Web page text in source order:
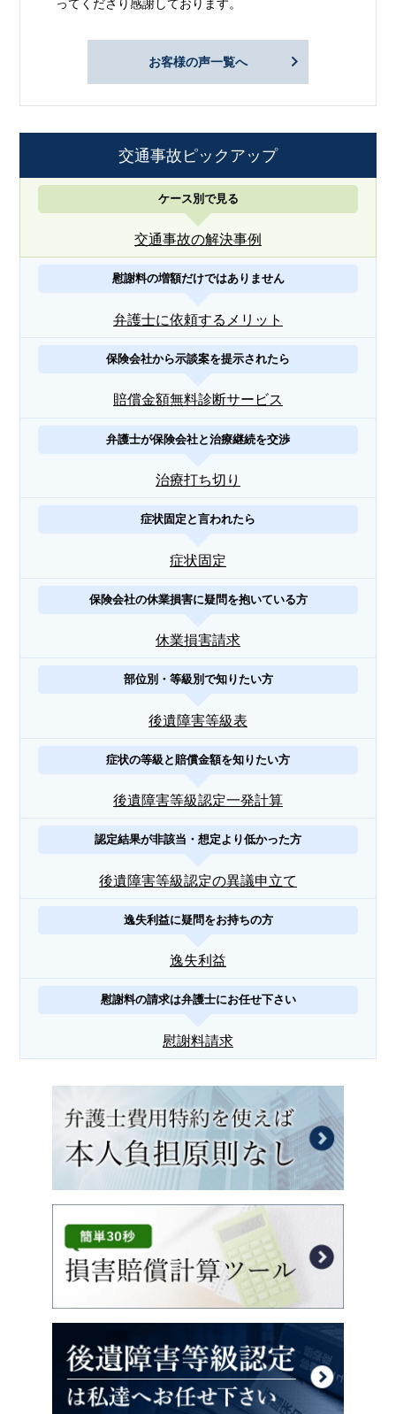
ってくださり感謝しております。
お客様の声一覧へ
交通事故ピックアップ
ケース別で見る
交通事故の解決事例
慰謝料の増額だけではありません
弁護士に依頼するメリット
保険会社から示談案を提示されたら
賠償金額無料診断サービス
弁護士が保険会社と治療継続を交渉
治療打ち切り
症状固定と言われたら
症状固定
保険会社の休業損害に疑問を抱いている方
休業損害請求
部位別・等級別で知りたい方
後遺障害等級表
症状の等級と賠償金額を知りたい方
後遺障害等級認定一発計算
認定結果が非該当・想定より低かった方
後遺障害等級認定の異議申立て
逸失利益に疑問をお持ちの方
逸失利益
慰謝料の請求は弁護士にお任せ下さい
慰謝料請求